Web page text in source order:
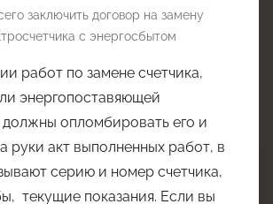
заключить договор на замену
с энергосбытом
работ по замене счетчика,
энергопоставяющей
должны опломбировать его и
руки акт выполненных работ, в
серию и номер счетчика,
текущие показания. Если вы